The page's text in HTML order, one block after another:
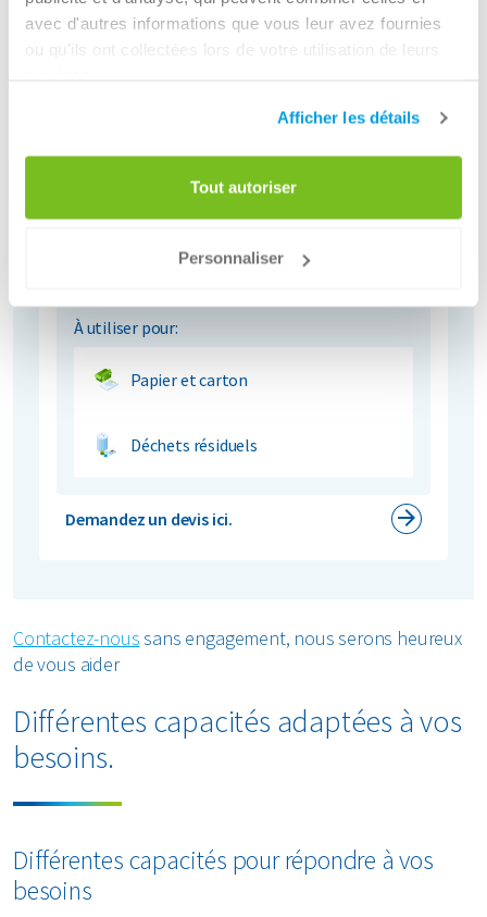
avec d'autres informations que vous leur avez fournies
ou qu'ils ont collectées lors de votre utilisation de leurs
Afficher les détails
Tout autoriser
Personnaliser
Apparence représentative
À utiliser pour:
Papier et carton
Déchets résiduels
Demandez un devis ici.
Contactez-noussans engagement, nous serons heureux
de vous aider
Différentes capacités adaptées à vos
besoins.
Différentes capacités pour répondre à vos
besoins